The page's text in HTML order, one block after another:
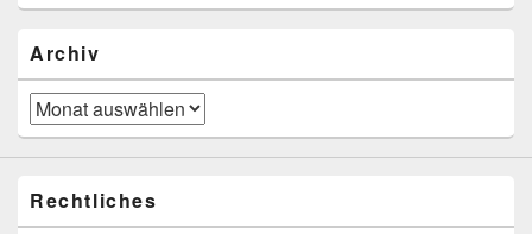
Archiv
Archiv
Rechtliches